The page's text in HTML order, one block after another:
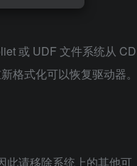
或 UDF 文件系统从 CD
格式化可以恢复驱动器。
此请移除系统上的其他可